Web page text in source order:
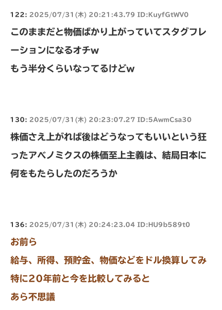
122: 2025/07/31(木) 20:21:43.79 ID:KuyfGtWV0
このままだと物価ばかり上がっていてスタグフレ
ーションになるオチw
もう半分くらいなってるけどw
130: 2025/07/31(木) 20:23:07.27 ID:5AwmCsa30
株価さえ上がれば後はどうなってもいいという狂
ったアベノミクスの株価至上主義は、結局日本に
何をもたらしたのだろうか
136: 2025/07/31(木) 20:24:23.04 ID:HU9b589t0
お前ら
給与、所得、預貯金、物価などをドル換算してみ
特に20年前と今を比較してみると
あら不思議